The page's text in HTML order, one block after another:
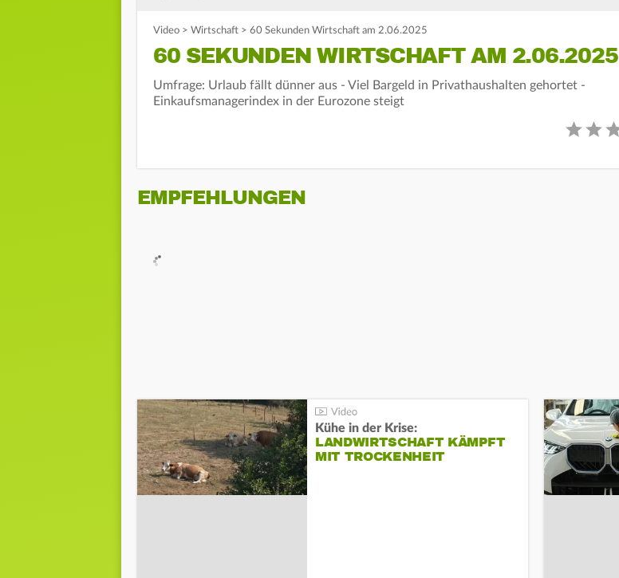
Video > Wirtschaft > 60 Sekunden Wirtschaft am 2.06.2025
60 SEKUNDEN WIRTSCHAFT AM 2.06.2025
Umfrage: Urlaub fällt dünner aus - Viel Bargeld in Privathaushalten gehortet -
Einkaufsmanagerindex in der Eurozone steigt
EMPFEHLUNGEN
Kühe in der Krise:
LANDWIRTSCHAFT KÄMPFT
MIT TROCKENHEIT